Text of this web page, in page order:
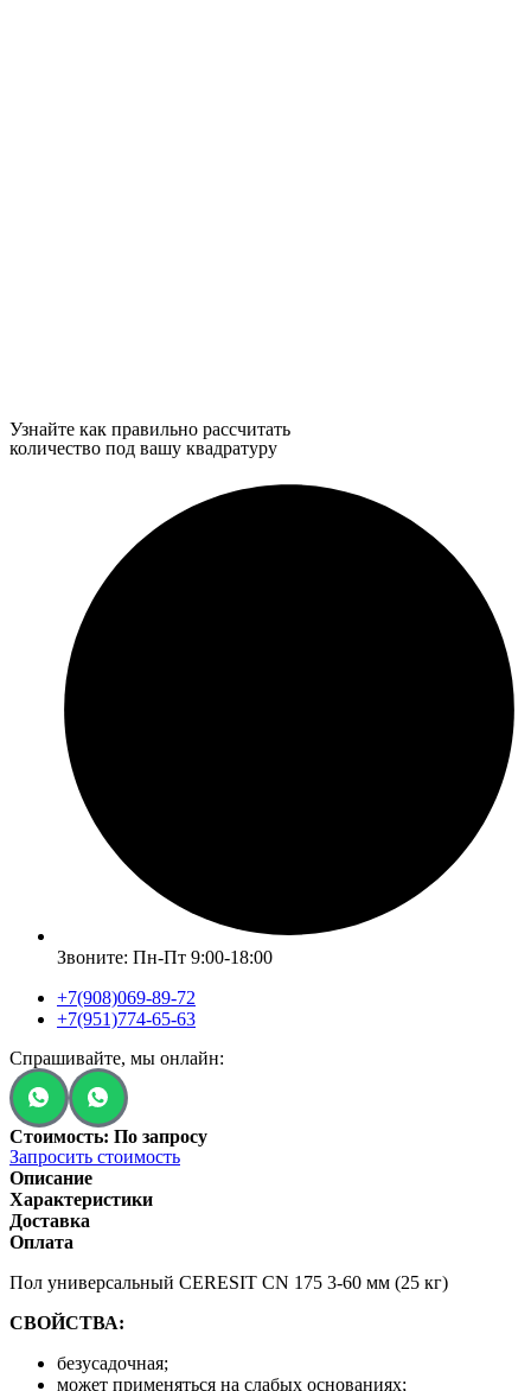
Узнайте как правильно рассчитать
количество под вашу квадратуру
Звоните: Пн-Пт 9:00-18:00
+7(908)069-89-72
+7(951)774-65-63
Спрашивайте, мы онлайн:
Стоимость: По запросу
Запросить стоимость
Описание
Характеристики
Доставка
Оплата
Пол универсальный CERESIT CN 175 3-60 мм (25 кг)
СВОЙСТВА:
безусадочная;
может применяться на слабых основаниях;